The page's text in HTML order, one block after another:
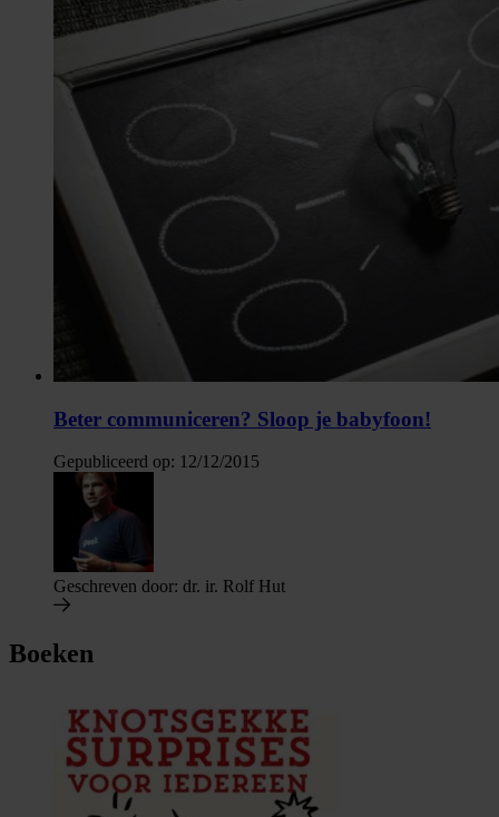
Beter communiceren? Sloop je babyfoon!
Gepubliceerd op: 12/12/2015
Geschreven door: dr. ir. Rolf Hut
Boeken